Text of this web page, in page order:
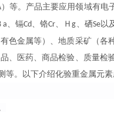
）等。产品主要应用领域有电
a、镉Cd、铬Cr、Ｈg、硒Se以
色金属等）、地质采矿（各
、医药、商品检验、质量检
等。以下介绍化验重金属元